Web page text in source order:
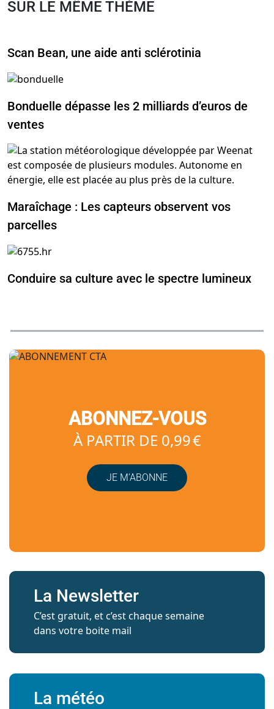
SUR LE MÊME THÈME
Scan Bean, une aide anti sclérotinia
Bonduelle dépasse les 2 milliards d’euros de
ventes
Maraîchage : Les capteurs observent vos
parcelles
Conduire sa culture avec le spectre lumineux
ABONNEZ-VOUS
À PARTIR DE 0,99 €
JE M’ABONNE
La Newsletter
C’est gratuit, et c’est chaque semaine
dans votre boite mail
La météo